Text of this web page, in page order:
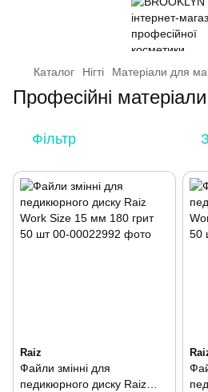
Каталог Нігті Матеріали для
Професійні
Фільтр
Raiz
Файли змінні для
педикюрного диску Raiz